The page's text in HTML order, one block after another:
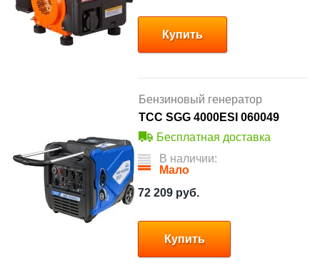
Купить
Бензиновый генератор
ТСС SGG 4000ESI 060049
Бесплатная доставка
В наличии:
Мало
72 209 руб.
Купить